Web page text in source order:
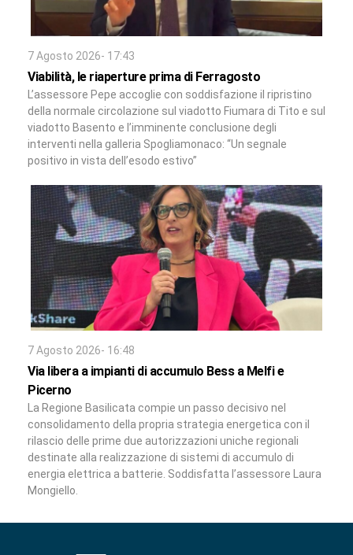
7 Agosto 2026- 17:43
Viabilità, le riaperture prima di Ferragosto
L’assessore Pepe accoglie con soddisfazione il ripristino
della normale circolazione sul viadotto Fiumara di Tito e sul
viadotto Basento e l’imminente conclusione degli
interventi nella galleria Spogliamonaco: “Un segnale
positivo in vista dell’esodo estivo”
7 Agosto 2026- 16:48
Via libera a impianti di accumulo Bess a Melfi e
Picerno
La Regione Basilicata compie un passo decisivo nel
consolidamento della propria strategia energetica con il
rilascio delle prime due autorizzazioni uniche regionali
destinate alla realizzazione di sistemi di accumulo di
energia elettrica a batterie. Soddisfatta l’assessore Laura
Mongiello.